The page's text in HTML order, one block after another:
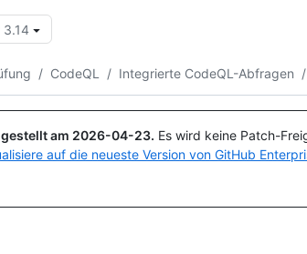
3.14
/ CodeQL / Integrierte CodeQL-Abfragen /
am 2026-04-23. Es wird keine Patch-
auf die neueste Version von GitHub